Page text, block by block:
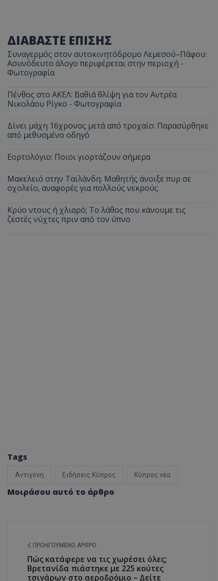
ΔΙΑΒΑΣΤΕ ΕΠΙΣΗΣ
Συναγερμός στον αυτοκινητόδρομο Λεμεσού–Πάφου:
Ασυνόδευτο άλογο περιφέρεται στην περιοχή -
Φωτογραφία
Πένθος στο ΑΚΕΛ: Βαθιά θλίψη για τον Αντρέα
Νικολάου Ρίγκο - Φωτογραφία
Δίνει μάχη 16χρονος μετά από τροχαίο: Παρασύρθηκε
από μεθυσμένο οδηγό
Εορτολόγιο: Ποιοι γιορτάζουν σήμερα
Μακελειό στην Ταϊλάνδη: Μαθητής άνοιξε πυρ σε
σχολείο, αναφορές για πολλούς νεκρούς
Κρύο ντους ή χλιαρό; Το λάθος που κάνουμε τις
ζεστές νύχτες πριν από τον ύπνο
Tags
Αντιγόνη Ειδήσεις Κύπρος Κύπρος νέα
Μοιράσου αυτό το άρθρο
ΠΡΟΗΓΟΎΜΕΝΟ ΆΡΘΡΟ
Πώς κατάφερε να τις χωρέσει όλες;
Βρετανίδα πιάστηκε με 225 κούτες
τσιγάρων στο αεροδρόμιο – Δείτε